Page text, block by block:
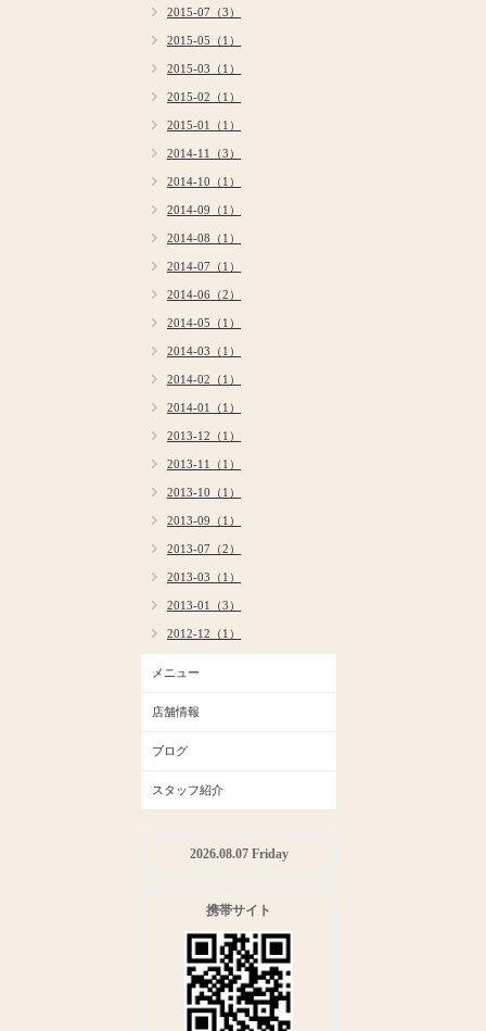
2015-07（3）
2015-05（1）
2015-03（1）
2015-02（1）
2015-01（1）
2014-11（3）
2014-10（1）
2014-09（1）
2014-08（1）
2014-07（1）
2014-06（2）
2014-05（1）
2014-03（1）
2014-02（1）
2014-01（1）
2013-12（1）
2013-11（1）
2013-10（1）
2013-09（1）
2013-07（2）
2013-03（1）
2013-01（3）
2012-12（1）
メニュー
店舗情報
ブログ
スタッフ紹介
2026.08.07 Friday
携帯サイト